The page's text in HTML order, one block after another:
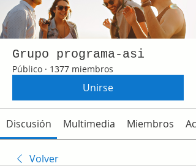
Grupo programa-asi
Público · 1377 miembros
Unirse
Discusión Multimedia Miembros
Volver